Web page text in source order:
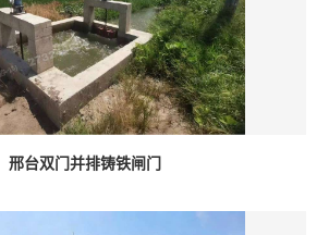
邢台双门并排铸铁闸门